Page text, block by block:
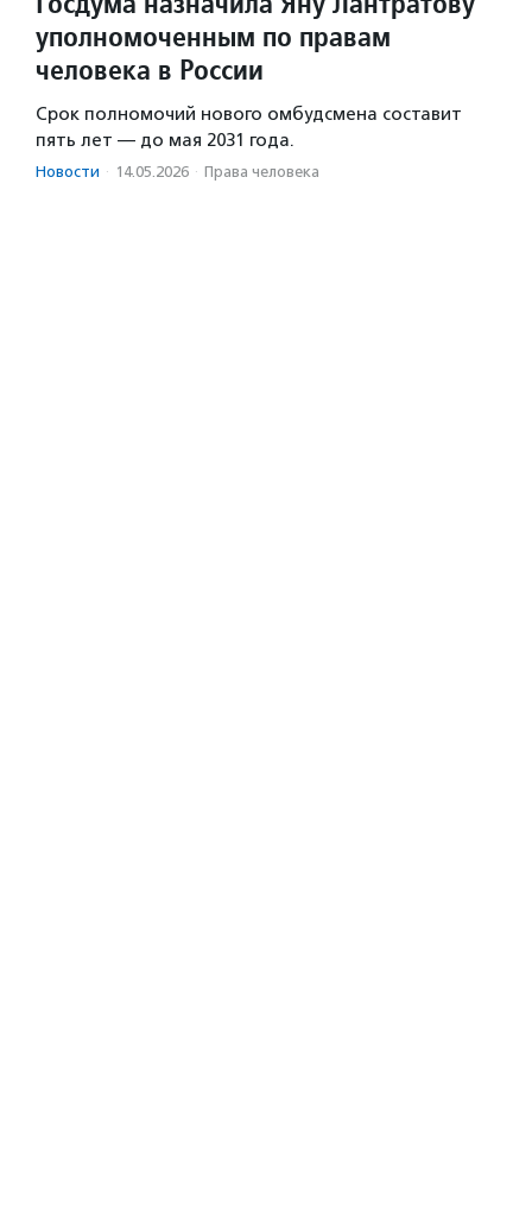
уполномоченным по правам
человека в России
Срок полномочий нового омбудсмена составит
пять лет — до мая 2031 года.
Новости · 14.05.2026 · Права человека